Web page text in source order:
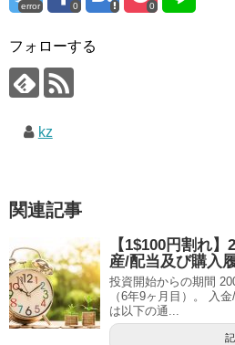
error 0 0
フォローする
kz
関連記事
【1$100円割れ
産/配当及び購入
投資開始からの期間
（6年9ヶ月目）。 入
は以下の通...